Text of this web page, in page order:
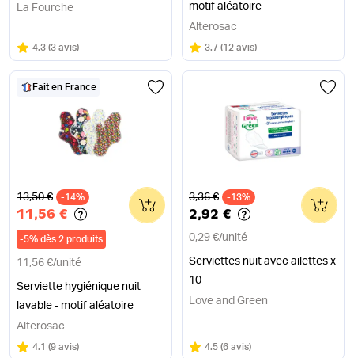
La Fourche
Note
4.3 sur 5
(3 avis)
motif aléatoire
Alterosac
Note
3.7 sur 5
(12 avis)
Fait en France
Ancien prix
13,50 € -14%
11,56 €
-5% dès 2 produits
11,56 €/unité
Serviette hygiénique nuit
lavable - motif aléatoire
0
Alterosac
Note
4.1 sur 5
(9 avis)
Ancien prix
3,36 € -13%
2,92 €
0,29 €/unité
Serviettes nuit avec ailettes x
10
0
Love and Green
Note
4.5 sur 5
(6 avis)